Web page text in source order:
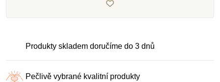
Produkty skladem doručíme do 3 dnů
Pečlivě vybrané kvalitní produkty